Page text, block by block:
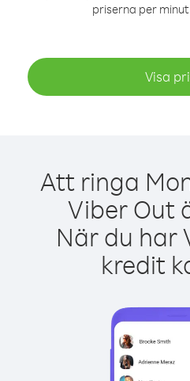
priserna per
Visa
Att ringa
Viber Out
När du har
kredit